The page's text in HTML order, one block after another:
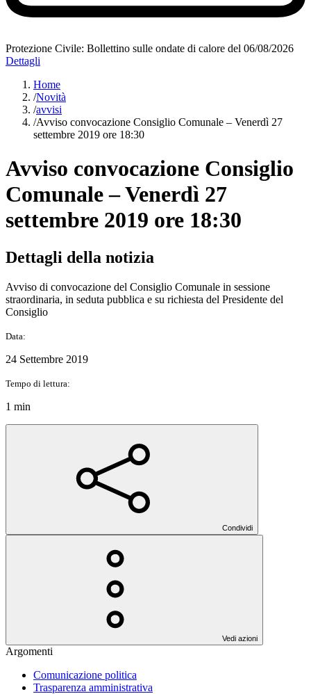
Protezione Civile: Bollettino sulle ondate di calore del 06/08/2026
Dettagli
Home
/Novità
/avvisi
/Avviso convocazione Consiglio Comunale – Venerdì 27
settembre 2019 ore 18:30
Avviso convocazione Consiglio
Comunale – Venerdì 27
settembre 2019 ore 18:30
Dettagli della notizia
Avviso di convocazione del Consiglio Comunale in sessione
straordinaria, in seduta pubblica e su richiesta del Presidente del
Consiglio
Data:
24 Settembre 2019
Tempo di lettura:
1 min
Condividi
Vedi azioni
Argomenti
Comunicazione politica
Trasparenza amministrativa